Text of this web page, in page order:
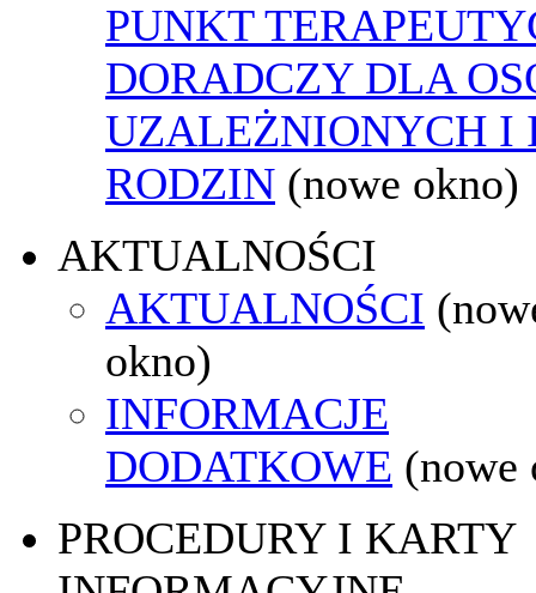
PUNKT
DORADCZY DLA
UZALEŻNIONYCH I
RODZIN (nowe okno)
AKTUALNOŚCI
AKTUALNOŚCI
okno)
INFORMACJE
DODATKOWE (nowe
PROCEDURY I KARTY